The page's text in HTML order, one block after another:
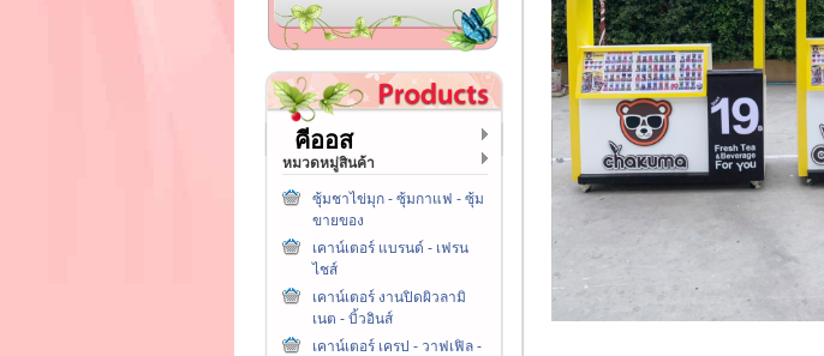
คีออส
หมวดหมู่สินค้า
ซุ้มชาไข่มุก - ซุ้มกาแฟ - ซุ้ม
ขายของ
เคาน์เตอร์ แบรนด์ - เฟรน
ไชส์
เคาน์เตอร์ งานปิดผิวลามิ
เนต - บิ้วอินส์
เคาน์เตอร์ เครป - วาฟเฟิล -